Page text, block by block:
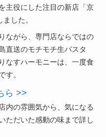
主役にした注目の新店「京
した。
ながら、専門店ならではの
直送のモチモチ生パスタ
なすハーモニーは、一度食
す。
ら >>
内の雰囲気から、気になる
ただいた感動の味まで詳し